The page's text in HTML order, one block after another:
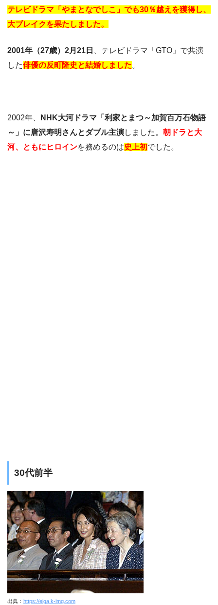
テレビドラマ「やまとなでしこ」でも30％越えを獲得し、
大ブレイクを果たしました。
2001年（27歳）2月21日
、テレビドラマ「GTO」で共演
した俳優の反町隆史と結婚しました。
2002年、
NHK大河ドラマ「利家とまつ～加賀百万石物語
～」に唐沢寿明さんとダブル主演しました。 朝ドラと大
河、ともにヒロインを務めるのは史上初でした。
30代前半
出典： https://eiga.k-img.com